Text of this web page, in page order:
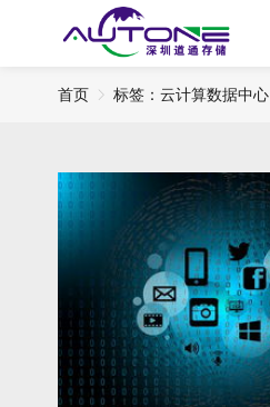
首页 标签：云计算数据中心